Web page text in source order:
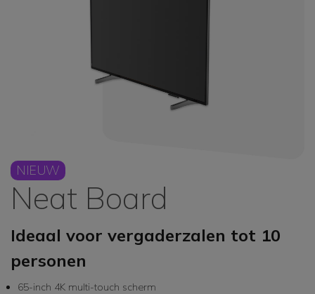
NIEUW
Neat Board
Ideaal voor vergaderzalen tot 10
personen
65-inch 4K multi-touch scherm